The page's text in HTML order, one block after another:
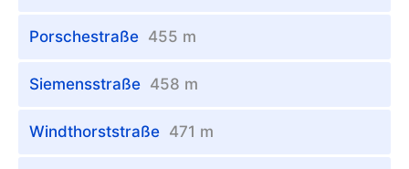
Porschestraße 455 m
Siemensstraße 458 m
Windthorststraße 471 m